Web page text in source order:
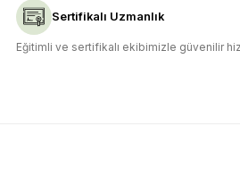
Sertifikalı Uzmanlık
Eğitimli ve sertifikalı ekibimizle güvenilir